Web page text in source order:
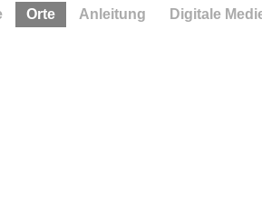
Orte Anleitung Digitale